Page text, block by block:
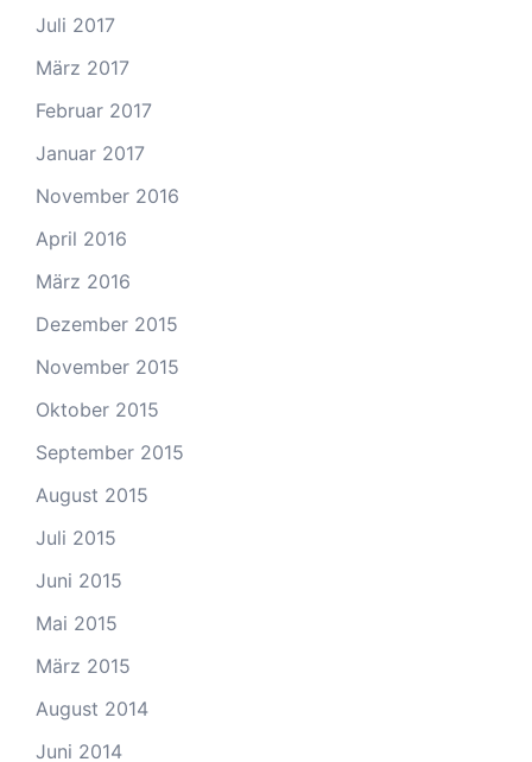
Juli 2017
März 2017
Februar 2017
Januar 2017
November 2016
April 2016
März 2016
Dezember 2015
November 2015
Oktober 2015
September 2015
August 2015
Juli 2015
Juni 2015
Mai 2015
März 2015
August 2014
Juni 2014